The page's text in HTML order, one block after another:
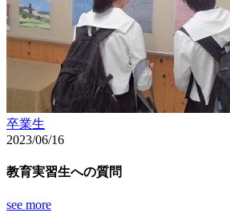
卒業生
2023/06/16
教育実習生への質問
see more